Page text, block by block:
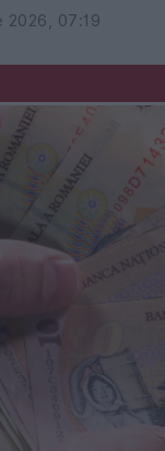
2026, 07:19